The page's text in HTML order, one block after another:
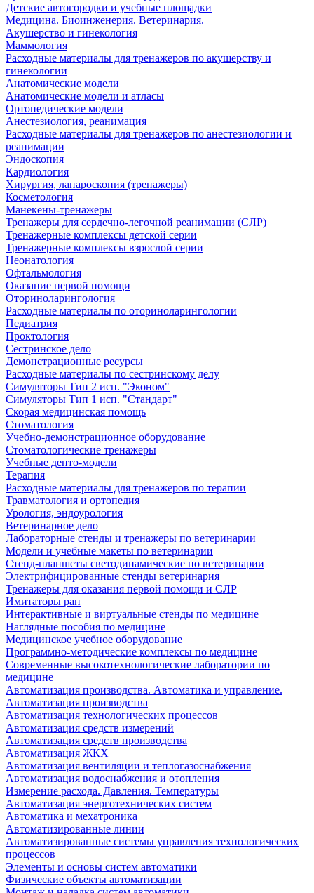
Детские автогородки и учебные площадки
Медицина. Биоинженерия. Ветеринария.
Акушерство и гинекология
Маммология
Расходные материалы для тренажеров по акушерству и
гинекологии
Анатомические модели
Анатомические модели и атласы
Ортопедические модели
Анестезиология, реанимация
Расходные материалы для тренажеров по анестезиологии и
реанимации
Эндоскопия
Кардиология
Хирургия, лапароскопия (тренажеры)
Косметология
Манекены-тренажеры
Тренажеры для сердечно-легочной реанимации (СЛР)
Тренажерные комплексы детской серии
Тренажерные комплексы взрослой серии
Неонатология
Офтальмология
Оказание первой помощи
Оториноларингология
Расходные материалы по оториноларингологии
Педиатрия
Проктология
Сестринское дело
Демонстрационные ресурсы
Расходные материалы по сестринскому делу
Симуляторы Тип 2 исп. "Эконом"
Симуляторы Тип 1 исп. "Стандарт"
Скорая медицинская помощь
Стоматология
Учебно-демонстрационное оборудование
Стоматологические тренажеры
Учебные денто-модели
Терапия
Расходные материалы для тренажеров по терапии
Травматология и ортопедия
Урология, эндоурология
Ветеринарное дело
Лабораторные стенды и тренажеры по ветеринарии
Модели и учебные макеты по ветеринарии
Стенд-планшеты светодинамические по ветеринарии
Электрифицированные стенды ветеринария
Тренажеры для оказания первой помощи и СЛР
Имитаторы ран
Интерактивные и виртуальные стенды по медицине
Наглядные пособия по медицине
Медицинское учебное оборудование
Программно-методические комплексы по медицине
Современные высокотехнологические лаборатории по
медицине
Автоматизация производства. Автоматика и управление.
Автоматизация производства
Автоматизация технологических процессов
Автоматизация средств измерений
Автоматизация средств производства
Автоматизация ЖКХ
Автоматизация вентиляции и теплогазоснабжения
Автоматизация водоснабжения и отопления
Измерение расхода. Давления. Температуры
Автоматизация энерготехнических систем
Автоматика и мехатроника
Автоматизированные линии
Автоматизированные системы управления технологических
процессов
Элементы и основы систем автоматики
Физические объекты автоматизации